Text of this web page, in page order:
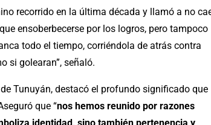
recorrido en la última década y llamó a no
ensoberbecerse por los logros, pero tampoco
todo el tiempo, corriéndola de atrás contra
si golearan”, señaló.
Tunuyán, destacó el profundo significado que
que “nos hemos reunido por razones